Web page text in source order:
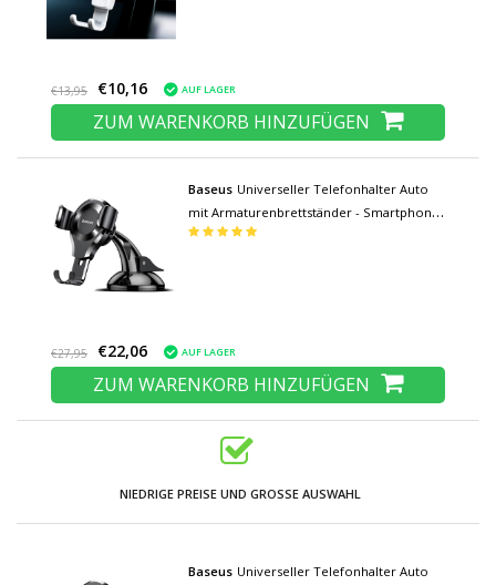
€13,95 €10,16 AUF LAGER
ZUM WARENKORB HINZUFÜGEN
Baseus Universeller Telefonhalter Auto
mit Armaturenbrettständer - Smartphone-
Halter Schwarz
€27,95 €22,06 AUF LAGER
ZUM WARENKORB HINZUFÜGEN
NIEDRIGE PREISE UND GROSSE AUSWAHL
Baseus Universeller Telefonhalter Auto